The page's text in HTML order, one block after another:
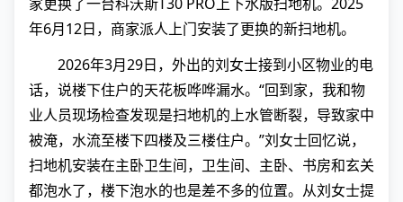
年6月12日，商家派人上门安装了更换的新扫地机。
2026年3月29日，外出的刘女士接到小区物业的电
话，说楼下住户的天花板哗哗漏水。“回到家，我和物
业人员现场检查发现是扫地机的上水管断裂，导致家中
被淹，水流至楼下四楼及三楼住户。”刘女士回忆说，
扫地机安装在主卧卫生间，卫生间、主卧、书房和玄关
都泡水了，楼下泡水的也是差不多的位置。从刘女士提